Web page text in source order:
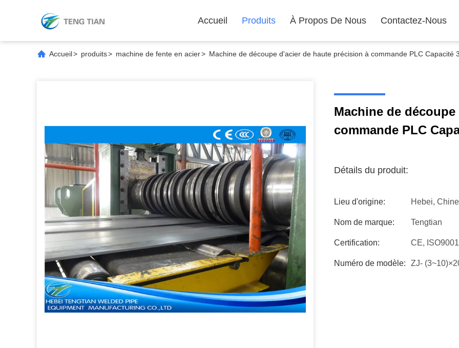
Accueil Produits À Propos De Nous Contactez-Nous
Accueil> produits> machine de fente en acier> Machine de découpe d'acier de haute précision à commande PLC Capacité
Machine de
commande PLC
Détails du produit:
Lieu d'origine: Hebei, Chine
Nom de marque: Tengtian
Certification: CE,
Numéro de modèle: ZJ-